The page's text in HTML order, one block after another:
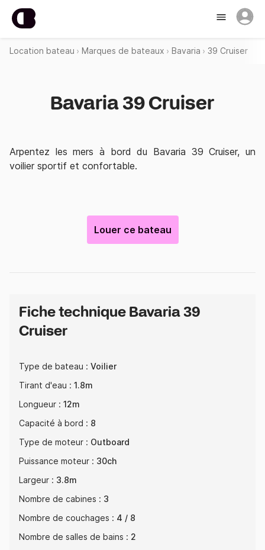
Location bateau Marques de bateaux Bavaria 39 Cruiser
Bavaria 39 Cruiser
Arpentez les mers à bord du Bavaria 39 Cruiser, un
voilier sportif et confortable.
Louer ce bateau
Fiche technique Bavaria 39
Cruiser
Type de bateau : Voilier
Tirant d'eau : 1.8m
Longueur : 12m
Capacité à bord : 8
Type de moteur : Outboard
Puissance moteur : 30ch
Largeur : 3.8m
Nombre de cabines : 3
Nombre de couchages : 4 / 8
Nombre de salles de bains : 2